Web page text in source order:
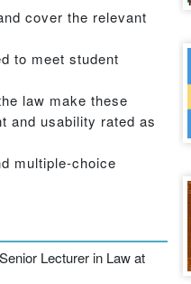
cover the relevant
to meet student
law make these
and usability rated as
multiple-choice
Lecturer in Law at